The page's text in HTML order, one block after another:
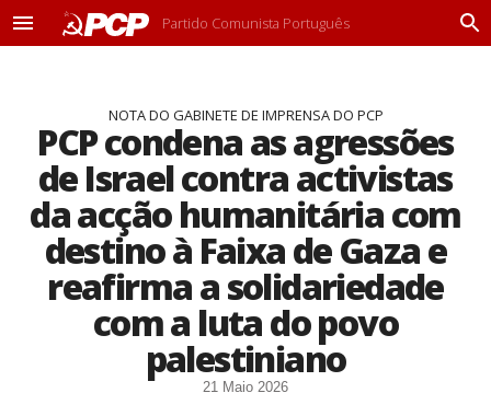
M
Partido Comunista Português
P
NOTA DO GABINETE DE IMPRENSA DO PCP
PCP condena as agressões
de Israel contra activistas
da acção humanitária com
destino à Faixa de Gaza e
reafirma a solidariedade
com a luta do povo
palestiniano
21 Maio 2026